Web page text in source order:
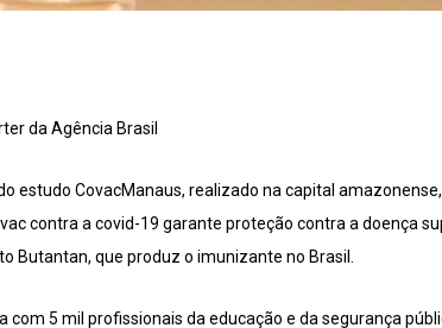
da Agência Brasil
estudo CovacManaus, realizado na capital
contra a covid-19 garante proteção contra a doença
Butantan, que produz o imunizante no Brasil.
com 5 mil profissionais da educação e da segurança